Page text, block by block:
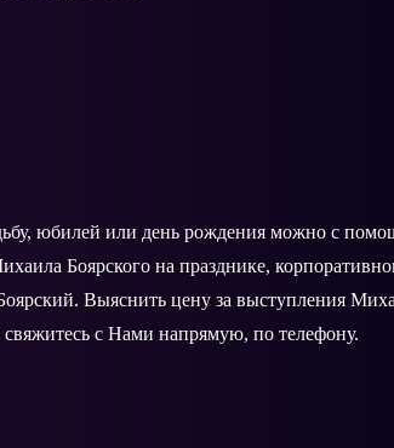
юбилей или день рождения можно с
Боярского на празднике,
Выяснить цену за выступления
свяжитесь с Нами напрямую, по телефону.